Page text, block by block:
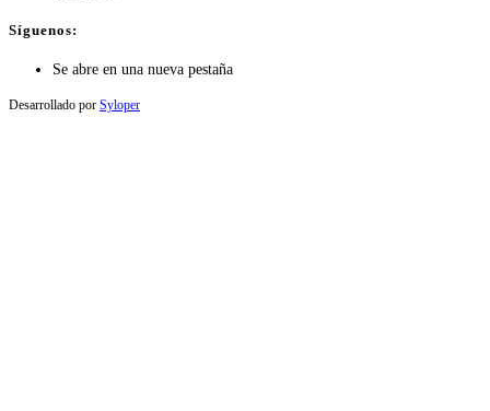
Síguenos:
Se abre en una nueva pestaña
Desarrollado por Syloper